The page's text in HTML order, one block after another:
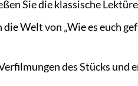
Sie die klassische
Welt von „Wie es euch
des Stücks und